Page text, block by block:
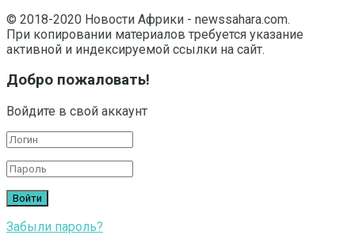
© 2018-2020 Новости Африки - newssahara.com.
При копировании материалов требуется указание
активной и индексируемой ссылки на сайт.
Добро пожаловать!
Войдите в свой аккаунт
Забыли пароль?